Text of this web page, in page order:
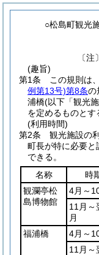
○松島町観光
〔
(趣旨)
第1条
この規則は、
例第13号)第8条の
浦橋(以下「観光
を定めるものとす
(利用時間)
第2条
観光施設の
町長が特に必要と
できる。
名称
時
観瀾亭松
島博物館
4月～
11月～
月
福浦橋 4月～
11月～